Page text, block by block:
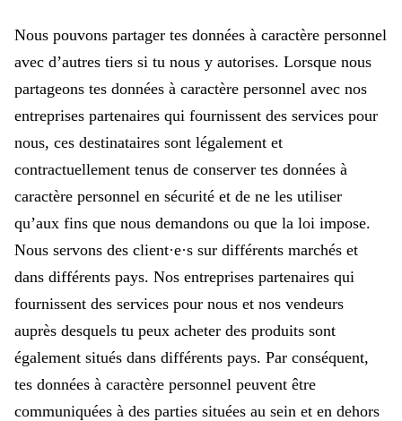
Nous pouvons partager tes données à caractère personnel
avec d’autres tiers si tu nous y autorises. Lorsque nous
partageons tes données à caractère personnel avec nos
entreprises partenaires qui fournissent des services pour
nous, ces destinataires sont légalement et
contractuellement tenus de conserver tes données à
caractère personnel en sécurité et de ne les utiliser
qu’aux fins que nous demandons ou que la loi impose.
Nous servons des client·e·s sur différents marchés et
dans différents pays. Nos entreprises partenaires qui
fournissent des services pour nous et nos vendeurs
auprès desquels tu peux acheter des produits sont
également situés dans différents pays. Par conséquent,
tes données à caractère personnel peuvent être
communiquées à des parties situées au sein et en dehors